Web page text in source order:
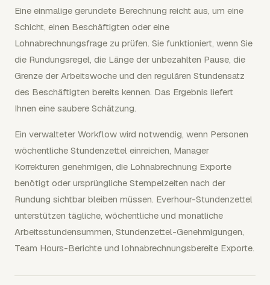
Eine einmalige gerundete Berechnung reicht aus, um eine
Schicht, einen Beschäftigten oder eine
Lohnabrechnungsfrage zu prüfen. Sie funktioniert, wenn Sie
die Rundungsregel, die Länge der unbezahlten Pause, die
Grenze der Arbeitswoche und den regulären Stundensatz
des Beschäftigten bereits kennen. Das Ergebnis liefert
Ihnen eine saubere Schätzung.
Ein verwalteter Workflow wird notwendig, wenn Personen
wöchentliche Stundenzettel einreichen, Manager
Korrekturen genehmigen, die Lohnabrechnung Exporte
benötigt oder ursprüngliche Stempelzeiten nach der
Rundung sichtbar bleiben müssen. Everhour-Stundenzettel
unterstützen tägliche, wöchentliche und monatliche
Arbeitsstundensummen, Stundenzettel-Genehmigungen,
Team Hours-Berichte und lohnabrechnungsbereite Exporte.